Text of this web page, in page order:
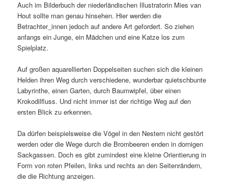
Auch im Bilderbuch der niederländischen Illustratorin Mies van
Hout sollte man genau hinsehen. Hier werden die
Betrachter_innen jedoch auf andere Art gefordert. So ziehen
anfangs ein Junge, ein Mädchen und eine Katze los zum
Spielplatz.
Auf großen aquarellierten Doppelseiten suchen sich die kleinen
Helden ihren Weg durch verschiedene, wunderbar quietschbunte
Labyrinthe, einen Garten, durch Baumwipfel, über einen
Krokodilfluss. Und nicht immer ist der richtige Weg auf den
ersten Blick zu erkennen.
Da dürfen beispielsweise die Vögel in den Nestern nicht gestört
werden oder die Wege durch die Brombeeren enden in dornigen
Sackgassen. Doch es gibt zumindest eine kleine Orientierung in
Form von roten Pfeilen, links und rechts an den Seitenrändern,
die die Richtung anzeigen.